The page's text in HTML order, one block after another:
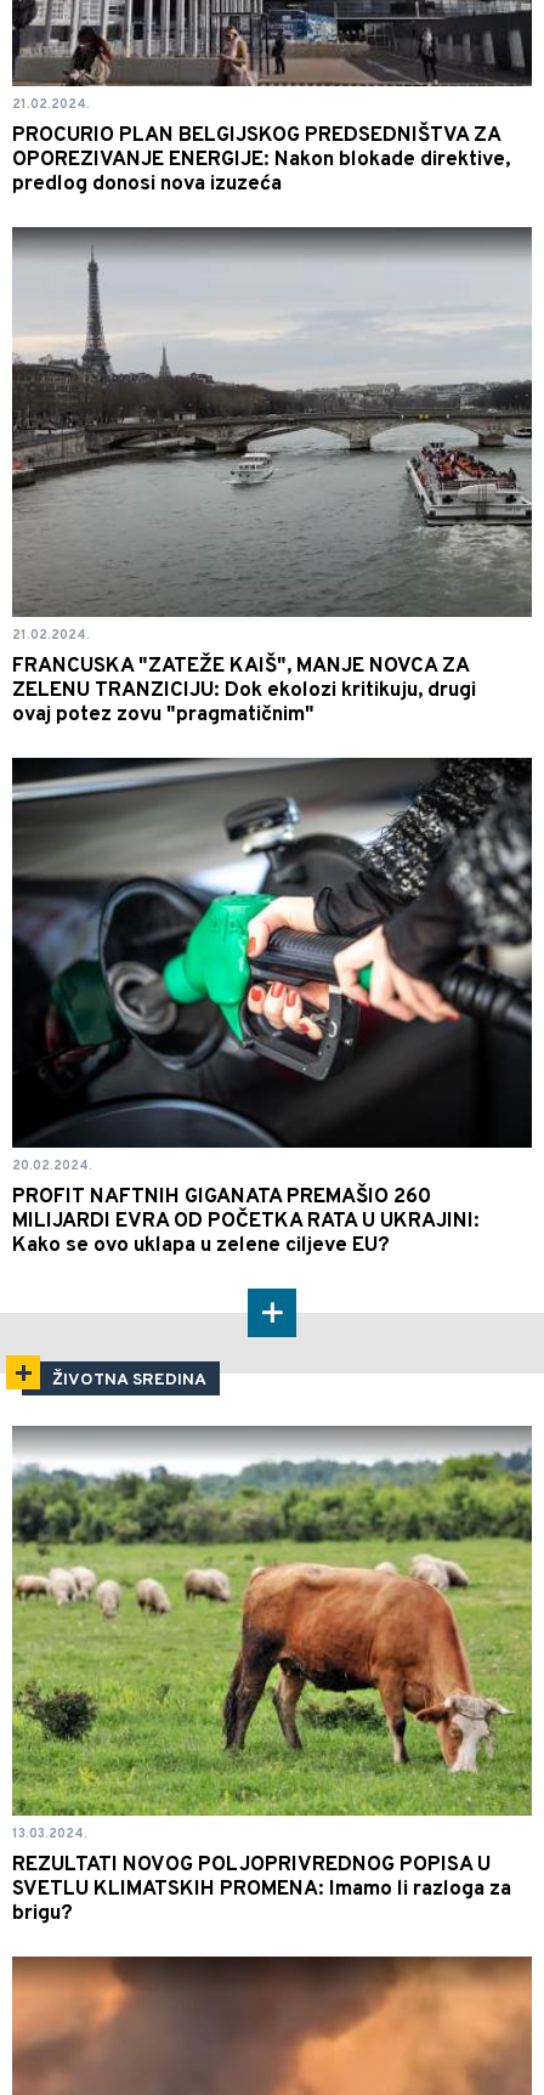
21.02.2024.
PROCURIO PLAN BELGIJSKOG PREDSEDNIŠTVA ZA
OPOREZIVANJE ENERGIJE: Nakon blokade direktive,
predlog donosi nova izuzeća
21.02.2024.
FRANCUSKA "ZATEŽE KAIŠ", MANJE NOVCA ZA
ZELENU TRANZICIJU: Dok ekolozi kritikuju, drugi
ovaj potez zovu "pragmatičnim"
20.02.2024.
PROFIT NAFTNIH GIGANATA PREMAŠIO 260
MILIJARDI EVRA OD POČETKA RATA U UKRAJINI:
Kako se ovo uklapa u zelene ciljeve EU?
ŽIVOTNA SREDINA
13.03.2024.
REZULTATI NOVOG POLJOPRIVREDNOG POPISA U
SVETLU KLIMATSKIH PROMENA: Imamo li razloga za
brigu?